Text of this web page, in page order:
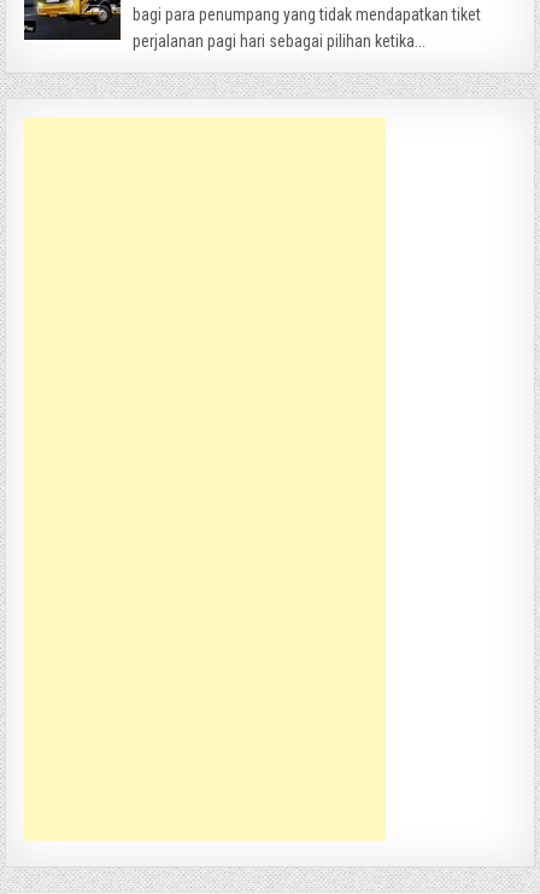
bagi para penumpang yang tidak mendapatkan tiket
perjalanan pagi hari sebagai pilihan ketika...